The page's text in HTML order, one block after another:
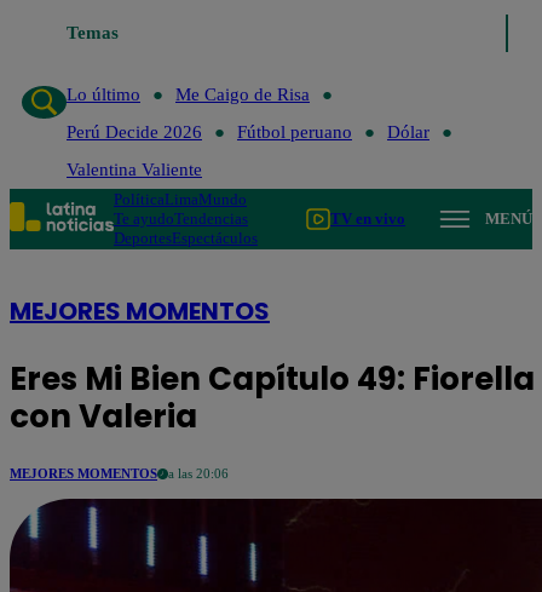
Temas
Lo último
Me Caigo de Risa
Perú Decide 2026
Fútbol peruano
Dólar
Valentina Valiente
PolíticaLimaMundo
Te ayudoTendencias
DeportesEspectáculos
TV en vivo MENÚ
MEJORES MOMENTOS
Eres Mi Bien Capítulo 49: Fiorella
con Valeria
MEJORES MOMENTOS a las 20:06